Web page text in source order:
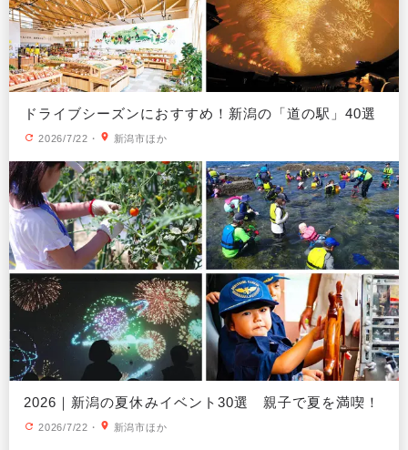
ドライブシーズンにおすすめ！新潟の「道の駅」40選
2026/7/22 ・ 新潟市ほか
2026｜新潟の夏休みイベント30選 親子で夏を満喫！
2026/7/22 ・ 新潟市ほか